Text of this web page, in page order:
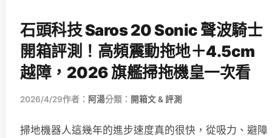
石頭科技 Saros 20 Sonic 聲波騎士
開箱評測！高頻震動拖地＋4.5cm
越障，2026 旗艦掃拖機皇一次看
2026/4/29作者： 阿湯分類： 開箱文 & 評測
掃地機器人這幾年的進步速度真的很快，從吸力、避障